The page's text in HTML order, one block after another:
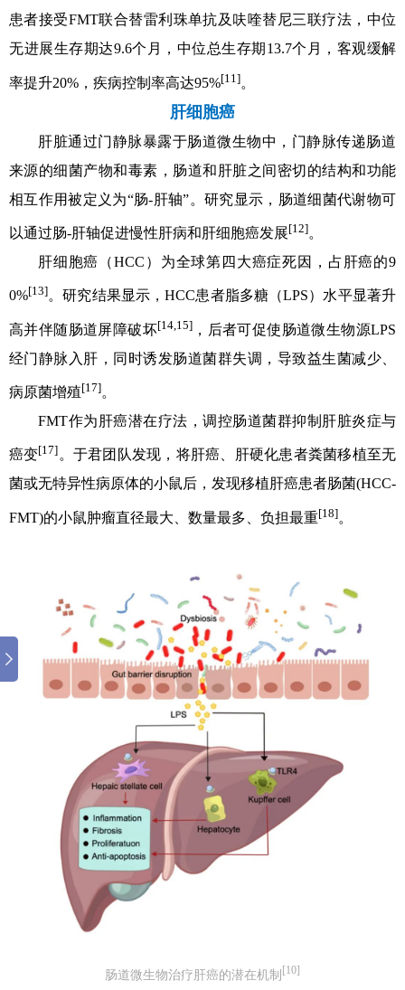
患者接受FMT联合替雷利珠单抗及呋喹替尼三联疗法，中位
无进展生存期达9.6个月，中位总生存期13.7个月，客观缓解
率提升20%，疾病控制率高达95%[11]。
肝细胞癌
肝脏通过门静脉暴露于肠道微生物中，门静脉传递肠道
来源的细菌产物和毒素，肠道和肝脏之间密切的结构和功能
相互作用被定义为“肠-肝轴”。研究显示，肠道细菌代谢物可
以通过肠-肝轴促进慢性肝病和肝细胞癌发展[12]。
肝细胞癌（HCC）为全球第四大癌症死因，占肝癌的9
0%[13]。研究结果显示，HCC患者脂多糖（LPS）水平显著升
高并伴随肠道屏障破坏[14,15]，后者可促使肠道微生物源LPS
经门静脉入肝，同时诱发肠道菌群失调，导致益生菌减少、
病原菌增殖[17]。
FMT作为肝癌潜在疗法，调控肠道菌群抑制肝脏炎症与
癌变[17] 。于君团队发现，将肝癌、肝硬化患者粪菌移植至无
菌或无特异性病原体的小鼠后，发现移植肝癌患者肠菌(HCC-
FMT)的小鼠肿瘤直径最大、数量最多、负担最重[18]。
肠道微生物治疗肝癌的潜在机制 [10]